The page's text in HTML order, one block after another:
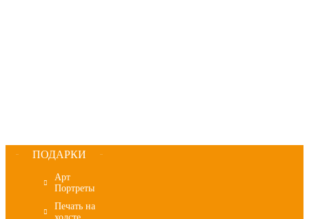
ПОДАРКИ
Арт
Портреты
Печать на
холсте